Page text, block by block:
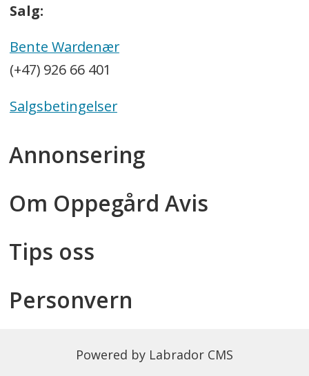
Salg:
Bente Wardenær
(+47) 926 66 401
Salgsbetingelser
Annonsering
Om Oppegård Avis
Tips oss
Personvern
Powered by Labrador CMS